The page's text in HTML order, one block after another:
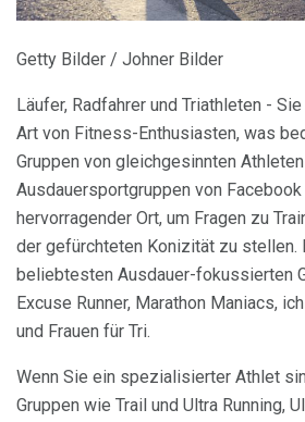
Getty Bilder / Johner Bilder
Läufer, Radfahrer und Triathleten -
Art von Fitness-Enthusiasten, was
Gruppen von gleichgesinnten
Ausdauersportgruppen von
hervorragender Ort, um Fragen zu
der gefürchteten Konizität zu stellen.
beliebtesten Ausdauer-fokussierten
Excuse Runner, Marathon Maniacs,
und Frauen für Tri.
Wenn Sie ein spezialisierter Athlet
Gruppen wie Trail und Ultra Running,